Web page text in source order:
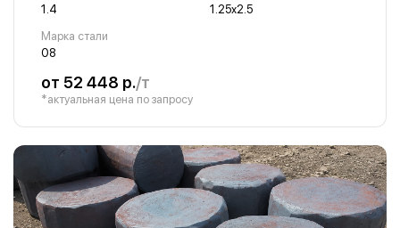
1.4
1.25х2.5
Марка стали
08
от 52 448 р./т
*актуальная цена по запросу